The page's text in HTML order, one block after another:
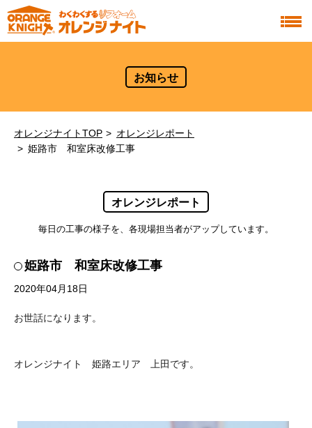
お知らせ
オレンジナイトTOP
オレンジレポート
姫路市 和室床改修工事
オレンジレポート
毎日の工事の様子を、各現場担当者がアップしています。
姫路市 和室床改修工事
2020年04月18日
お世話になります。
オレンジナイト 姫路エリア 上田です。